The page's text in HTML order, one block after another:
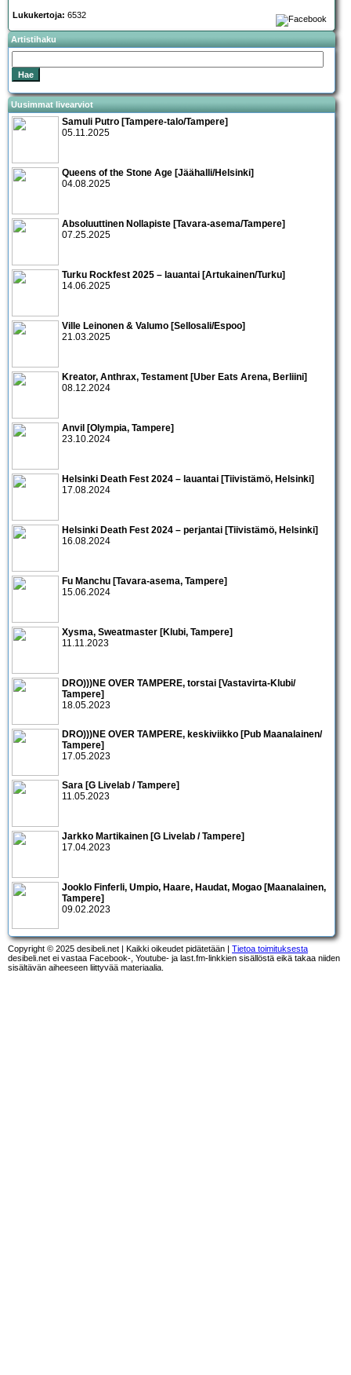
Lukukertoja: 6532
Artistihaku
Uusimmat livearviot
Samuli Putro [Tampere-talo/Tampere]
05.11.2025
Queens of the Stone Age [Jäähalli/Helsinki]
04.08.2025
Absoluuttinen Nollapiste [Tavara-asema/Tampere]
07.25.2025
Turku Rockfest 2025 – lauantai [Artukainen/Turku]
14.06.2025
Ville Leinonen & Valumo [Sellosali/Espoo]
21.03.2025
Kreator, Anthrax, Testament [Uber Eats Arena, Berliini]
08.12.2024
Anvil [Olympia, Tampere]
23.10.2024
Helsinki Death Fest 2024 – lauantai [Tiivistämö, Helsinki]
17.08.2024
Helsinki Death Fest 2024 – perjantai [Tiivistämö, Helsinki]
16.08.2024
Fu Manchu [Tavara-asema, Tampere]
15.06.2024
Xysma, Sweatmaster [Klubi, Tampere]
11.11.2023
DRO)))NE OVER TAMPERE, torstai [Vastavirta-Klubi/
Tampere]
18.05.2023
DRO)))NE OVER TAMPERE, keskiviikko [Pub Maanalainen/
Tampere]
17.05.2023
Sara [G Livelab / Tampere]
11.05.2023
Jarkko Martikainen [G Livelab / Tampere]
17.04.2023
Jooklo Finferli, Umpio, Haare, Haudat, Mogao [Maanalainen,
Tampere]
09.02.2023
Copyright © 2025 desibeli.net | Kaikki oikeudet pidätetään | Tietoa toimituksesta
desibeli.net ei vastaa Facebook-, Youtube- ja last.fm-linkkien sisällöstä eikä takaa niiden
sisältävän aiheeseen liittyvää materiaalia.